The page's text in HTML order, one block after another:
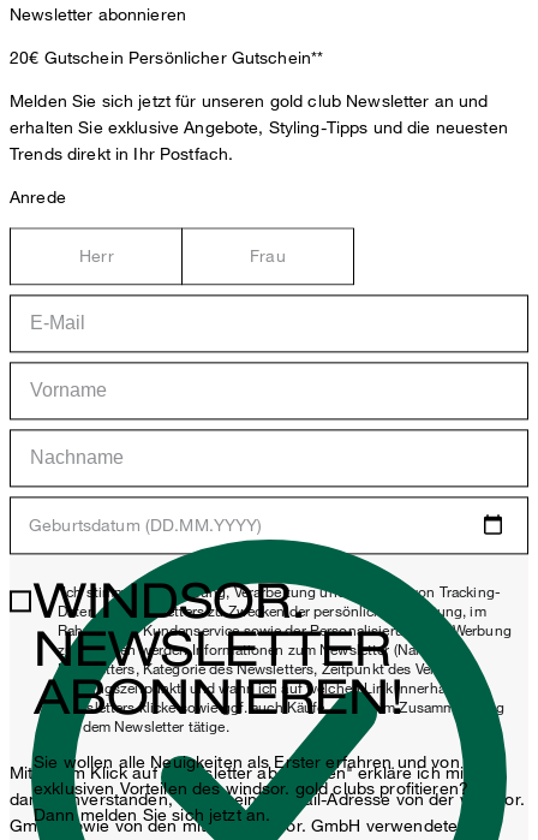
Newsletter abonnieren
20€ Gutschein Persönlicher Gutschein**
Melden Sie sich jetzt für unseren gold club Newsletter an und
erhalten Sie exklusive Angebote, Styling-Tipps und die neuesten
Trends direkt in Ihr Postfach.
Anrede
Herr Frau
Geburtsdatum (DD.MM.YYYY)
*Ich stimme der Erhebung, Verarbeitung und Nutzung von Tracking-
Daten des Newsletters zu Zwecken der persönlichen Beratung, im
Rahmen des Kundenservice sowie der Personalisierung von Werbung
zu. Erhoben werden Informationen zum Newsletter (Name des
Newsletters, Kategorie des Newsletters, Zeitpunkt des Versands,
Öffnungszeitpunkt) und wann ich auf welchen Link innerhalb des
Newsletters klicke sowie ggf. auch Käufe, die ich im Zusammenhang
mit dem Newsletter tätige.
Mit einem Klick auf „Newsletter abonnieren" erkläre ich mich
damit einverstanden, dass meine E-Mail-Adresse von der windsor.
GmbH sowie von den mit der windsor. GmbH verwendeten
WINDSOR.
NEWSLETTER
ABONNIEREN!
Sie wollen alle Neuigkeiten als Erster erfahren und von
exklusiven Vorteilen des windsor. gold clubs profitieren?
Dann melden Sie sich jetzt an.